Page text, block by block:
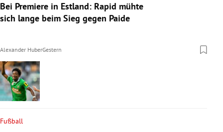
Bei Premiere in Estland: Rapid mühte
sich lange beim Sieg gegen Paide
Alexander HuberGestern
Fußball